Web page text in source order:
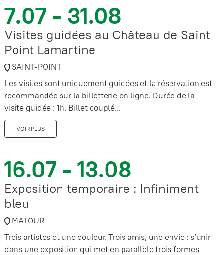
7.07 - 31.08
Visites guidées au Château de Saint
Point Lamartine
SAINT-POINT
Les visites sont uniquement guidées et la réservation est
recommandée sur la billetterie en ligne. Durée de la
visite guidée : 1h. Billet couplé...
VOIR PLUS
16.07 - 13.08
Exposition temporaire : Infiniment
bleu
MATOUR
Trois artistes et une couleur. Trois amis, une envie : s’unir
dans une exposition qui met en parallèle trois formes